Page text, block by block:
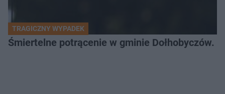
TRAGICZNY WYPADEK
Śmiertelne potrącenie w gminie Dołhobyczów.